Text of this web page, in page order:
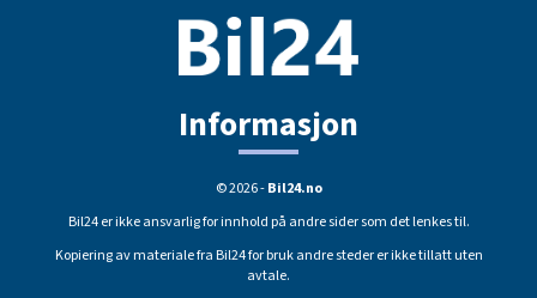
Informasjon
© 2026 -Bil24.no
Bil24 er ikke ansvarlig for innhold på andre sider som det lenkes til.
Kopiering av materiale fra Bil24 for bruk andre steder er ikke tillatt uten
avtale.